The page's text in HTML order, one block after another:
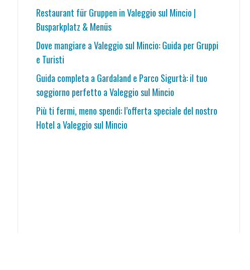
Restaurant für Gruppen in Valeggio sul Mincio |
Busparkplatz & Menüs
Dove mangiare a Valeggio sul Mincio: Guida per Gruppi
e Turisti
Guida completa a Gardaland e Parco Sigurtà: il tuo
soggiorno perfetto a Valeggio sul Mincio
Più ti fermi, meno spendi: l’offerta speciale del nostro
Hotel a Valeggio sul Mincio